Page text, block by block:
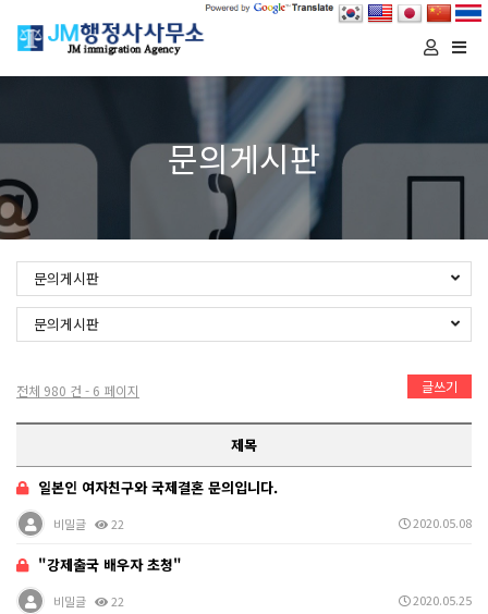
문의게시판
문의게시판
문의게시판
전체 980 건 - 6 페이지 글쓰기
제목
일본인 여자친구와 국제결혼 문의입니다.
비밀글 22 2020.05.08
"강제출국 배우자 초청"
비밀글 22 2020.05.25